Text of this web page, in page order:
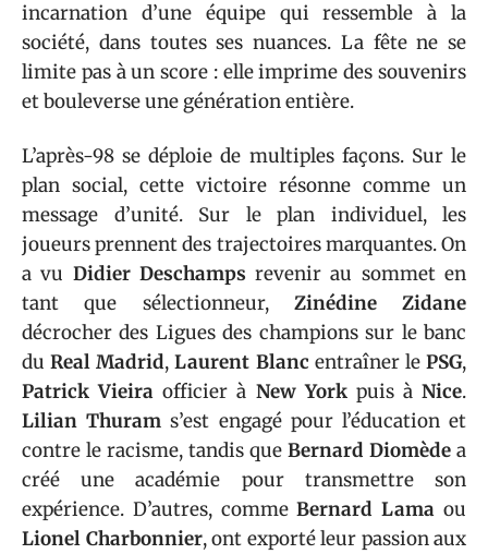
incarnation d’une équipe qui ressemble à la
société, dans toutes ses nuances. La fête ne se
limite pas à un score : elle imprime des souvenirs
et bouleverse une génération entière.
L’après-98 se déploie de multiples façons. Sur le
plan social, cette victoire résonne comme un
message d’unité. Sur le plan individuel, les
joueurs prennent des trajectoires marquantes. On
a vu Didier Deschamps revenir au sommet en
tant que sélectionneur, Zinédine Zidane
décrocher des Ligues des champions sur le banc
duReal Madrid,Laurent Blanc entraîner lePSG,
Patrick Vieira officier à New Yorkpuis à Nice.
Lilian Thuram s’est engagé pour l’éducation et
contre le racisme, tandis que Bernard Diomède a
créé une académie pour transmettre son
expérience. D’autres, commeBernard Lama ou
Lionel Charbonnier, ont exporté leur passion aux